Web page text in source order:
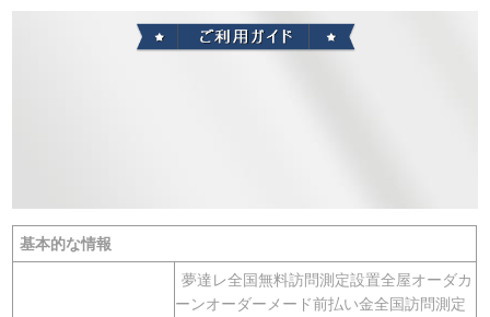
基本的な情報
夢達レ全国無料訪問測定設置全屋オーダカ
ーンオーダーメード前払い金全国訪問測定